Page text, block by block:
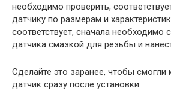
необходимо проверить,
датчику по размерам и
соответствует, сначала необходимо
датчика смазкой для резьбы и
Сделайте это заранее, чтобы смогли
датчик сразу после установки.